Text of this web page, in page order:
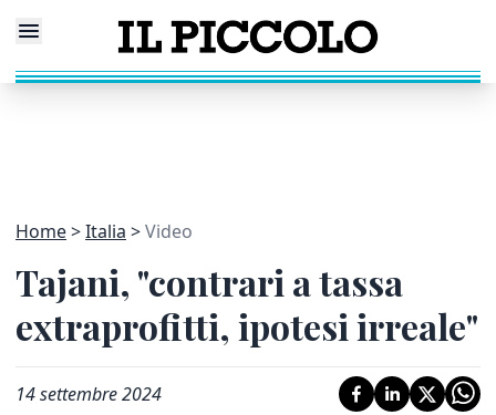
Home Italia Video
Tajani, "contrari a tassa
extraprofitti, ipotesi irreale"
14 settembre 2024